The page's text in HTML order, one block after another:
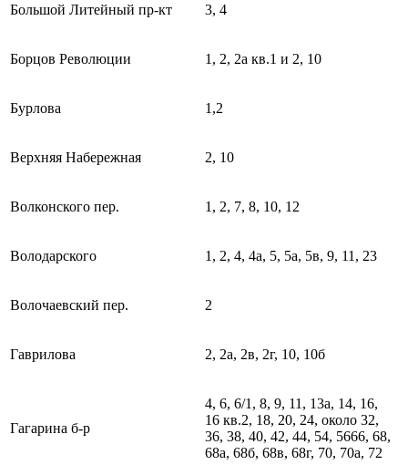
Большой Литейный пр-кт 3, 4
Борцов Революции 1, 2, 2а кв.1 и 2, 10
Бурлова 1,2
Верхняя Набережная 2, 10
Волконского пер. 1, 2, 7, 8, 10, 12
Володарского 1, 2, 4, 4а, 5, 5а, 5в, 9, 11, 23
Волочаевский пер. 2
Гаврилова 2, 2а, 2в, 2г, 10, 10б
Гагарина б-р
4, 6, 6/1, 8, 9, 11, 13а, 14, 16,
16 кв.2, 18, 20, 24, около 32,
36, 38, 40, 42, 44, 54, 5666, 68,
68а, 68б, 68в, 68г, 70, 70а, 72